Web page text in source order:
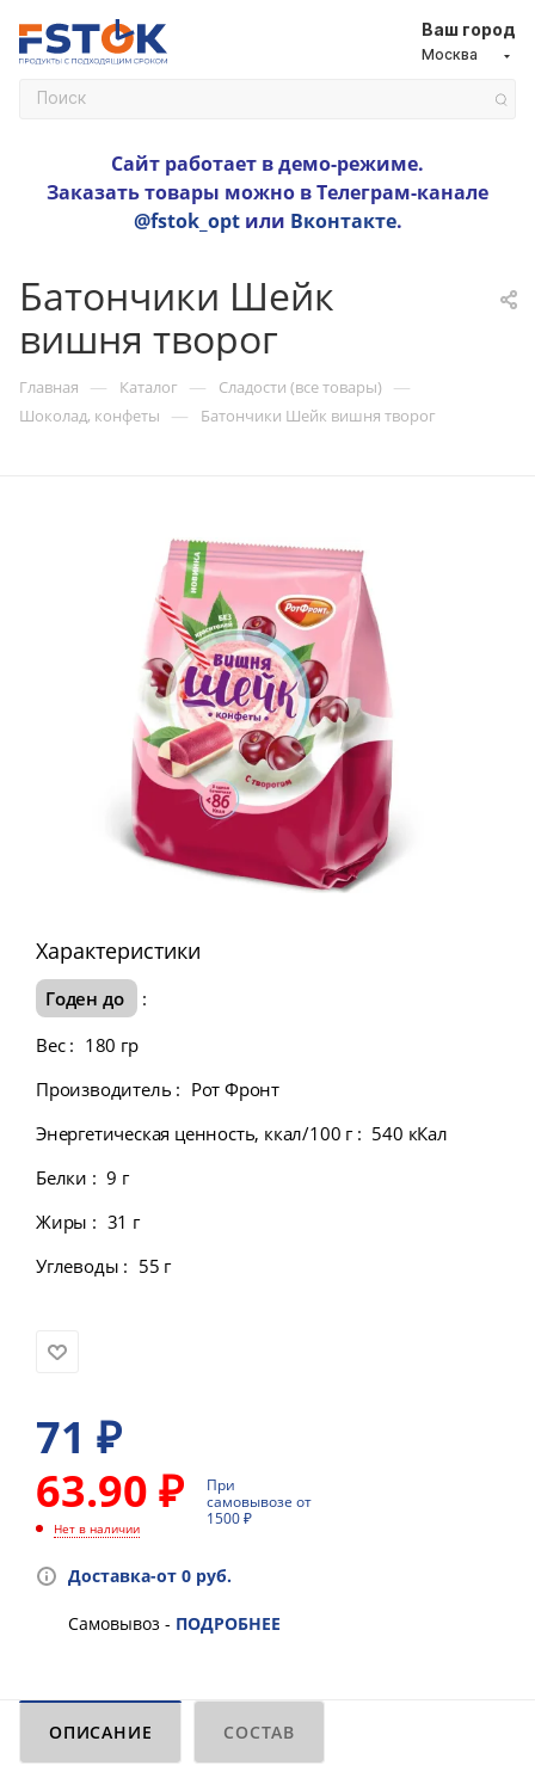
Ваш город
Москва
Сайт работает в демо-режиме.
Заказать товары можно в Телеграм-канале
@fstok_optили Вконтакте.
Батончики Шейк
вишня творог
Главная — Каталог — Сладости (все товары) —
Шоколад, конфеты — Батончики Шейк вишня творог
Характеристики
Годен до
:
Вес : 180 гр
Производитель : Рот Фронт
Энергетическая ценность, ккал/100 г : 540 кКал
Белки : 9 г
Жиры : 31 г
Углеводы : 55 г
71 ₽
63.90 ₽
При
самовывозе от
1500 ₽
Нет в наличии
Доставка-от 0 руб.
Самовывоз - ПОДРОБНЕЕ
ОПИСАНИЕ СОСТАВ